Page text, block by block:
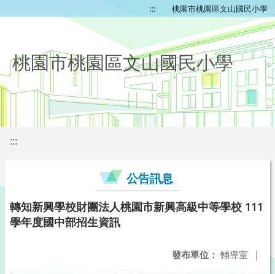
::: 桃園市桃園區文山國民小學
桃園市桃園區文山國民小學
:::
公告訊息
轉知新興學校財團法人桃園市新興高級中等學校 111
學年度國中部招生資訊
發布單位： 輔導室 |